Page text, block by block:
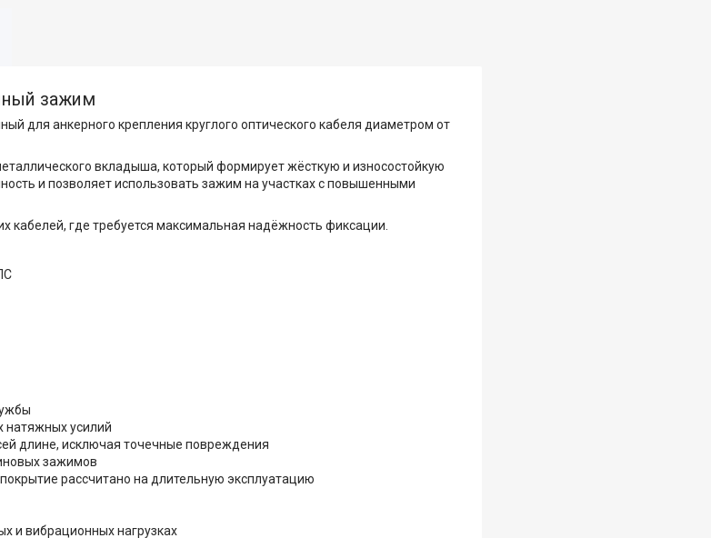
зажим
для анкерного крепления круглого оптического кабеля диаметром от
вкладыша, который формирует жёсткую и износостойкую
и позволяет использовать зажим на участках с повышенными
где требуется максимальная надёжность фиксации.
натяжных усилий
длине, исключая точечные повреждения
зажимов
рассчитано на длительную эксплуатацию
и вибрационных нагрузках